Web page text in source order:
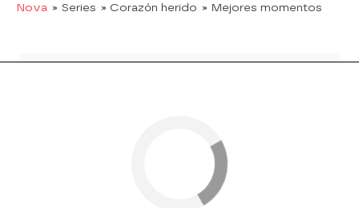
Nova » Series » Corazón herido » Mejores momentos